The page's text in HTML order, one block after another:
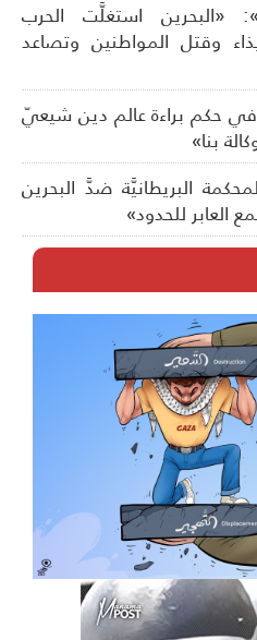
استغلَّت الحرب
المواطنين وتصاعد
حكم براءة عالم دين شيعيّ
البريطانيَّة ضدَّ البحرين
للحدود»